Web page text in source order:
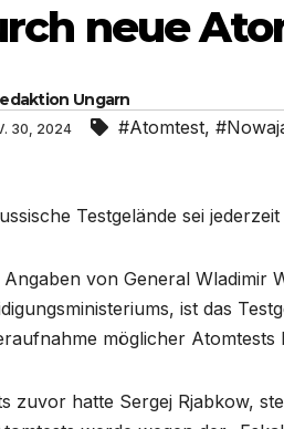
neue
Ungarn
30, 2024 #Atomtest,
Testgelände sei
von General Wladimir
ist das
möglicher Atomtests
zuvor hatte Sergej Rjabkow,